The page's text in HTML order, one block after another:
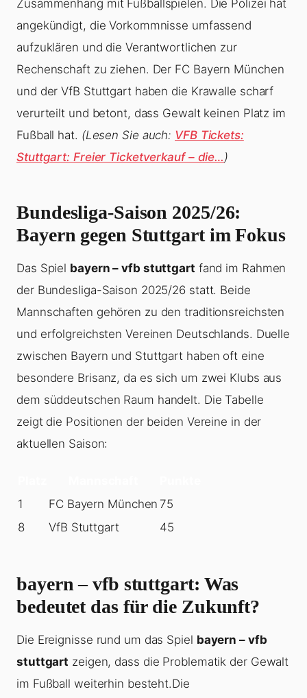
Zusammenhang mit Fußballspielen. Die Polizei hat
angekündigt, die Vorkommnisse umfassend
aufzuklären und die Verantwortlichen zur
Rechenschaft zu ziehen. Der FC Bayern München
und der VfB Stuttgart haben die Krawalle scharf
verurteilt und betont, dass Gewalt keinen Platz im
Fußball hat. (Lesen Sie auch: VFB Tickets:
Stuttgart: Freier Ticketverkauf – die…)
Bundesliga-Saison 2025/26:
Bayern gegen Stuttgart im Fokus
Das Spiel bayern – vfb stuttgart fand im Rahmen
der Bundesliga-Saison 2025/26 statt. Beide
Mannschaften gehören zu den traditionsreichsten
und erfolgreichsten Vereinen Deutschlands. Duelle
zwischen Bayern und Stuttgart haben oft eine
besondere Brisanz, da es sich um zwei Klubs aus
dem süddeutschen Raum handelt. Die Tabelle
zeigt die Positionen der beiden Vereine in der
aktuellen Saison:
1
FC Bayern München 75
8
VfB Stuttgart 45
bayern – vfb stuttgart: Was
bedeutet das für die Zukunft?
Die Ereignisse rund um das Spiel bayern – vfb
stuttgart zeigen, dass die Problematik der Gewalt
im Fußball weiterhin besteht.Die